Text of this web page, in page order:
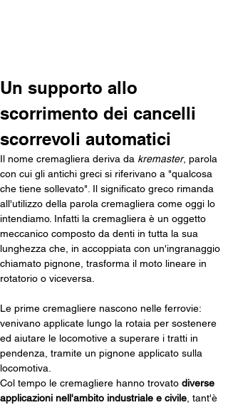
Un supporto allo
scorrimento dei cancelli
scorrevoli automatici
Il nome cremagliera deriva da kremaster, parola
con cui gli antichi greci si riferivano a "qualcosa
che tiene sollevato". Il significato greco rimanda
all'utilizzo della parola cremagliera come oggi lo
intendiamo. Infatti la cremagliera è un oggetto
meccanico composto da denti in tutta la sua
lunghezza che, in accoppiata con un'ingranaggio
chiamato pignone, trasforma il moto lineare in
rotatorio o viceversa.
Le prime cremagliere nascono nelle ferrovie:
venivano applicate lungo la rotaia per sostenere
ed aiutare le locomotive a superare i tratti in
pendenza, tramite un pignone applicato sulla
locomotiva.
Col tempo le cremagliere hanno trovato diverse
applicazioni nell'ambito industriale e civile , tant'è